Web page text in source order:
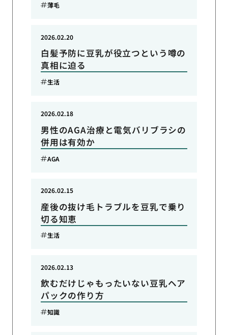
薄毛
白髪予防に豆乳が役立つという噂の
真相に迫る
2026.02.20
生活
男性のAGA治療と電気バリブラシの
併用は有効か
2026.02.18
AGA
産後の抜け毛トラブルを豆乳で乗り
切る知恵
2026.02.15
生活
飲むだけじゃもったいない豆乳ヘア
パックの作り方
2026.02.13
知識